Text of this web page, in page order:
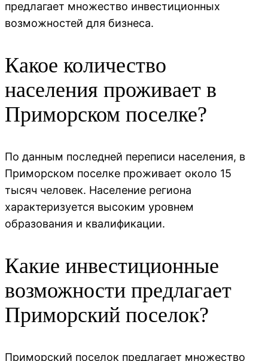
предлагает множество инвестиционных
возможностей для бизнеса.
Какое количество
населения проживает в
Приморском поселке?
По данным последней переписи населения, в
Приморском поселке проживает около 15
тысяч человек. Население региона
характеризуется высоким уровнем
образования и квалификации.
Какие инвестиционные
возможности предлагает
Приморский поселок?
Приморский поселок предлагает множество